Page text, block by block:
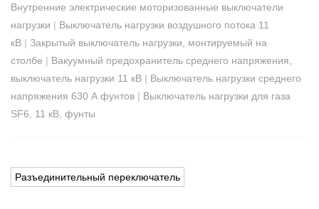
Внутренние электрические моторизованные выключатели
нагрузки | Выключатель нагрузки воздушного потока 11
кВ | Закрытый выключатель нагрузки, монтируемый на
столбе | Вакуумный предохранитель среднего напряжения,
выключатель нагрузки 11 кВ | Выключатель нагрузки среднего
напряжения 630 А фунтов | Выключатель нагрузки для газа
SF6, 11 кВ, фунты
Разъединительный переключатель